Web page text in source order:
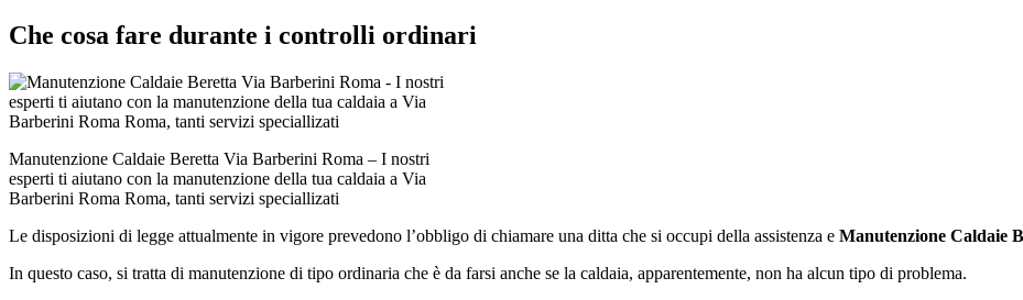
Che cosa fare durante i controlli ordinari
Manutenzione Caldaie Beretta Via Barberini Roma – I nostri
esperti ti aiutano con la manutenzione della tua caldaia a Via
Barberini Roma Roma, tanti servizi speciallizati
Le disposizioni di legge attualmente in vigore prevedono l’obbligo di chiamare una ditta che si occupi della assistenza e Manutenzione Caldaie
In questo caso, si tratta di manutenzione di tipo ordinaria che è da farsi anche se la caldaia, apparentemente, non ha alcun tipo di problema.